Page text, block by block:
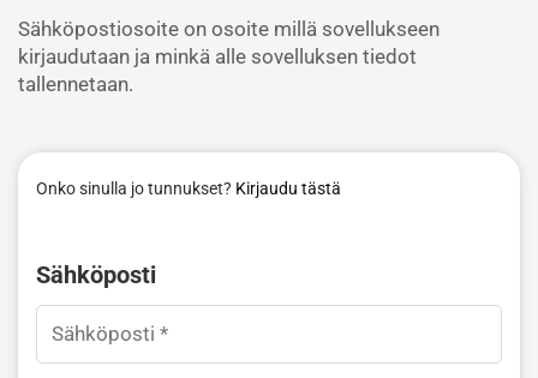
Sähköpostiosoite on osoite millä sovellukseen
kirjaudutaan ja minkä alle sovelluksen tiedot
tallennetaan.
Onko sinulla jo tunnukset? Kirjaudu tästä
Sähköposti